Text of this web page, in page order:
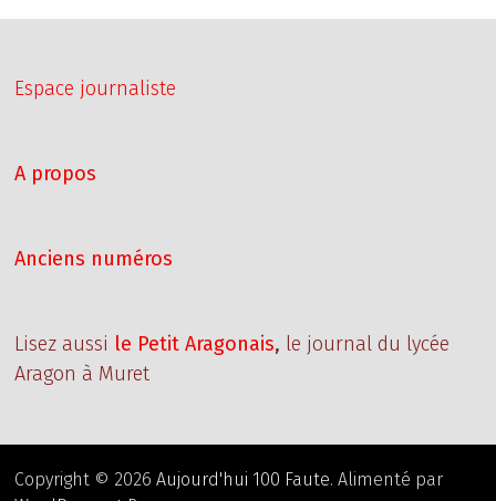
Espace journaliste
A propos
Anciens numéros
Lisez aussi le Petit Aragonais, le journal du lycée
Aragon à Muret
Copyright © 2026Aujourd'hui 100 Faute. Alimenté par